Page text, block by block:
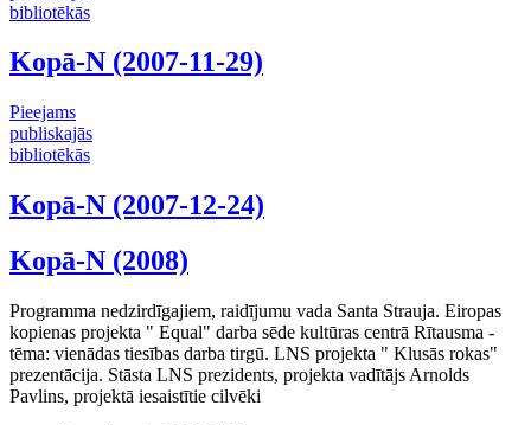
bibliotēkās
Kopā-N (2007-11-29)
Pieejams
publiskajās
bibliotēkās
Kopā-N (2007-12-24)
Kopā-N (2008)
Programma nedzirdīgajiem, raidījumu vada Santa Strauja. Eiropas
kopienas projekta " Equal" darba sēde kultūras centrā Rītausma -
tēma: vienādas tiesības darba tirgū. LNS projekta " Klusās rokas"
prezentācija. Stāsta LNS prezidents, projekta vadītājs Arnolds
Pavlins, projektā iesaistītie cilvēki